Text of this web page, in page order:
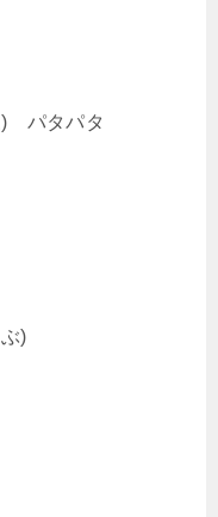
) パタパタ
)